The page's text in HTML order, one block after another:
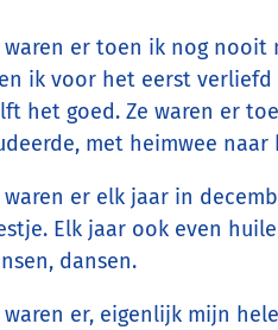
waren er toen ik nog nooit
ik voor het eerst verliefd
het goed. Ze waren er
met heimwee naar
waren er elk jaar in
Elk jaar ook even
dansen.
waren er, eigenlijk mijn